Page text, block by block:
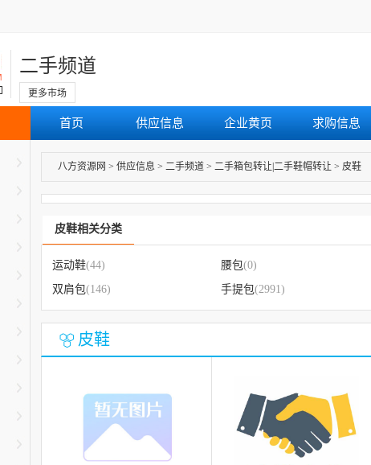
二手频道
更多市场
首页 供应信息 企业黄页 求购信息
八方资源网 > 供应信息 > 二手频道 > 二手箱包转让|二手鞋帽转让 > 皮鞋
皮鞋相关分类
运动鞋(44) 腰包(0)
双肩包(146) 手提包(2991)
皮鞋